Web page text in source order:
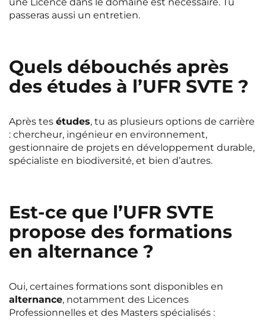
passeras aussi un entretien.
Quels débouchés après
des études à l’UFR SVTE ?
Après tes études, tu as plusieurs options de carrière
: chercheur, ingénieur en environnement,
gestionnaire de projets en développement durable,
spécialiste en biodiversité, et bien d’autres.
Est-ce que l’UFR SVTE
propose des formations
en alternance ?
Oui, certaines formations sont disponibles en
alternance, notamment des Licences
Professionnelles et des Masters spécialisés :